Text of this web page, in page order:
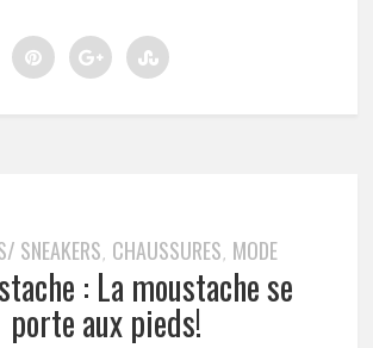
SNEAKERS, CHAUSSURES, MODE
: La moustache se
porte aux pieds!